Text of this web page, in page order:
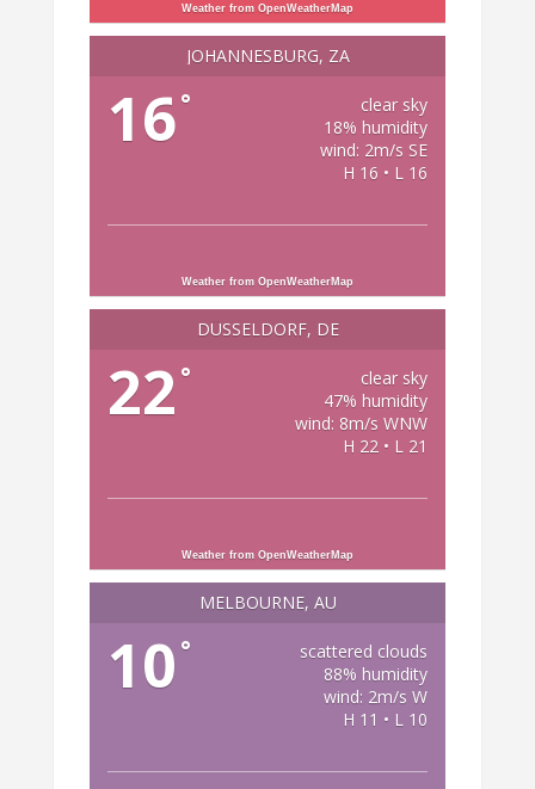
Weather from OpenWeatherMap
JOHANNESBURG, ZA
16°
clear sky
18% humidity
wind: 2m/s SE
H 16 • L 16
Weather from OpenWeatherMap
DÜSSELDORF, DE
22 °
clear sky
47% humidity
wind: 8m/s WNW
H 22 • L 21
Weather from OpenWeatherMap
MELBOURNE, AU
10 °
scattered clouds
88% humidity
wind: 2m/s W
H 11 • L 10